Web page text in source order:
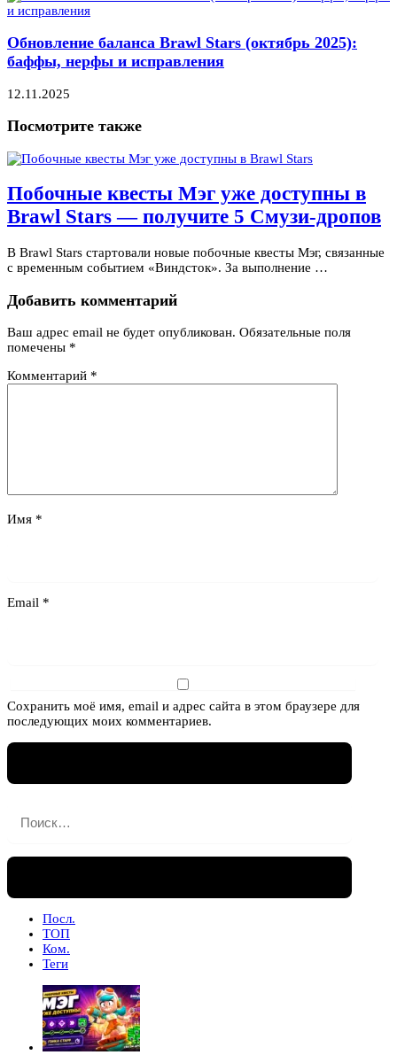
Обновление баланса Brawl Stars (октябрь 2025):
баффы, нерфы и исправления
12.11.2025
Посмотрите также
Побочные квесты Мэг уже доступны в
Brawl Stars — получите 5 Смузи-дропов
В Brawl Stars стартовали новые побочные квесты Мэг, связанные
с временным событием «Виндсток». За выполнение …
Добавить комментарий
Ваш адрес email не будет опубликован. Обязательные поля
помечены *
Комментарий *
Имя *
Email *
Сохранить моё имя, email и адрес сайта в этом браузере для
последующих моих комментариев.
Посл.
ТОП
Ком.
Теги